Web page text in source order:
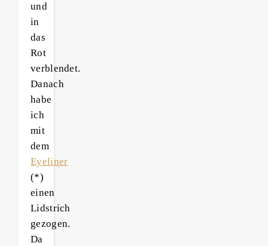
und
in
das
Rot
verblendet.
Danach
habe
ich
mit
dem
Eyeliner
(*)
einen
Lidstrich
gezogen.
Da